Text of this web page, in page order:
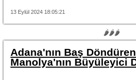
13 Eylül 2024 18:05:21
🌶🌶🌶
Adana'nın Baş
Manolya'nın Büyüleyici